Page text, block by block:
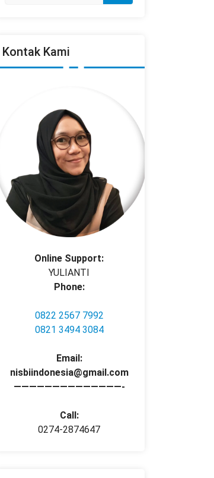
Kontak Kami
Online Support:
YULIANTI
Phone:
0822 2567 7992
0821 3494 3084
Email:
nisbiindonesia@gmail.com
——————————————-
Call:
0274-2874647